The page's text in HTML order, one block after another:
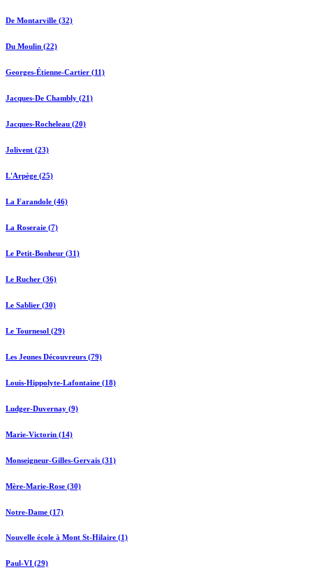
De Montarville (32)
Du Moulin (22)
Georges-Étienne-Cartier (11)
Jacques-De Chambly (21)
Jacques-Rocheleau (20)
Jolivent (23)
L'Arpège (25)
La Farandole (46)
La Roseraie (7)
Le Petit-Bonheur (31)
Le Rucher (36)
Le Sablier (30)
Le Tournesol (29)
Les Jeunes Découvreurs (79)
Louis-Hippolyte-Lafontaine (18)
Ludger-Duvernay (9)
Marie-Victorin (14)
Monseigneur-Gilles-Gervais (31)
Mère-Marie-Rose (30)
Notre-Dame (17)
Nouvelle école à Mont St-Hilaire (1)
Paul-VI (29)